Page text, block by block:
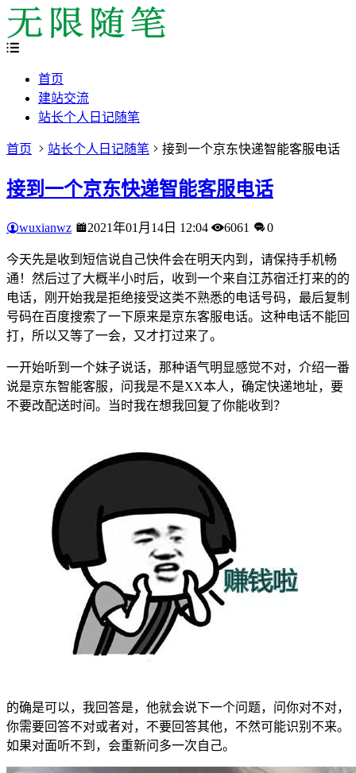
首页
建站交流
站长个人日记随笔
首页 站长个人日记随笔 接到一个京东快递智能客服电话
接到一个京东快递智能客服电话
wuxianwz 2021年01月14日 12:04 6061 0
今天先是收到短信说自己快件会在明天内到，请保持手机畅
通！然后过了大概半小时后，收到一个来自江苏宿迁打来的的
电话，刚开始我是拒绝接受这类不熟悉的电话号码，最后复制
号码在百度搜索了一下原来是京东客服电话。这种电话不能回
打，所以又等了一会，又才打过来了。
一开始听到一个妹子说话，那种语气明显感觉不对，介绍一番
说是京东智能客服，问我是不是XX本人，确定快递地址，要
不要改配送时间。当时我在想我回复了你能收到？
的确是可以，我回答是，他就会说下一个问题，问你对不对，
你需要回答不对或者对，不要回答其他，不然可能识别不来。
如果对面听不到，会重新问多一次自己。